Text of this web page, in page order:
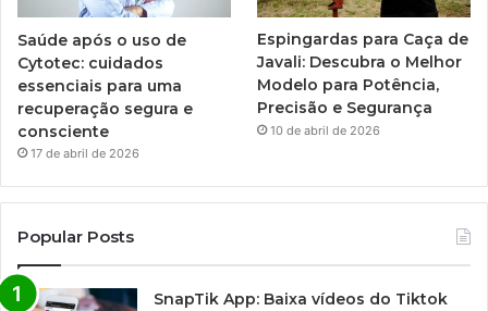
Saúde após o uso de
Cytotec: cuidados
essenciais para uma
recuperação segura e
consciente
17 de abril de 2026
Espingardas para Caça de
Javali: Descubra o Melhor
Modelo para Potência,
Precisão e Segurança
10 de abril de 2026
Popular Posts
SnapTik App: Baixa vídeos do Tiktok